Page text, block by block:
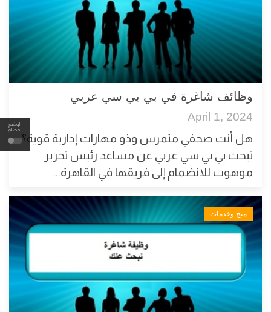
الوضع
المظلم
وظائف شاغرة في بي بي سي عربي
April 1, 2024
هل أنت صحفي متمرس وذو مهارات إدارية قوية؟
تبحث بي بي سي عربي عن مساعد رئيس تحرير
موهوب للانضمام إلى فريقها في القاهرة...
منح وخدمات